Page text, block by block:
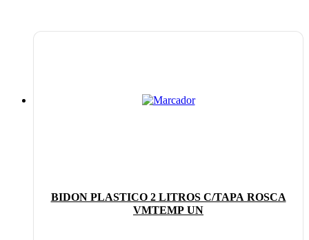
BIDON PLASTICO 2 LITROS C/TAPA ROSCA
VMTEMP UN